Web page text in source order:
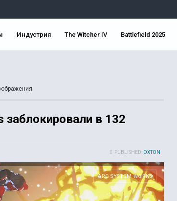
Индустрия The Witcher IV Battlefield 2025
заблокировали в 132
PUBLISHED: OXTON
ARC SYSTEM WORKS